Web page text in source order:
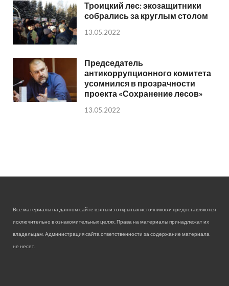
Троицкий лес: экозащитники
собрались за круглым столом
13.05.2022
Председатель
антикоррупционного комитета
усомнился в прозрачности
проекта «Сохранение лесов»
13.05.2022
Все материалы на данном сайте взяты из открытых источников и предоставляются
исключительно в ознакомительных целях. Права на материалы принадлежат их
владельцам. Администрация сайта ответственности за содержание материала
не несет.